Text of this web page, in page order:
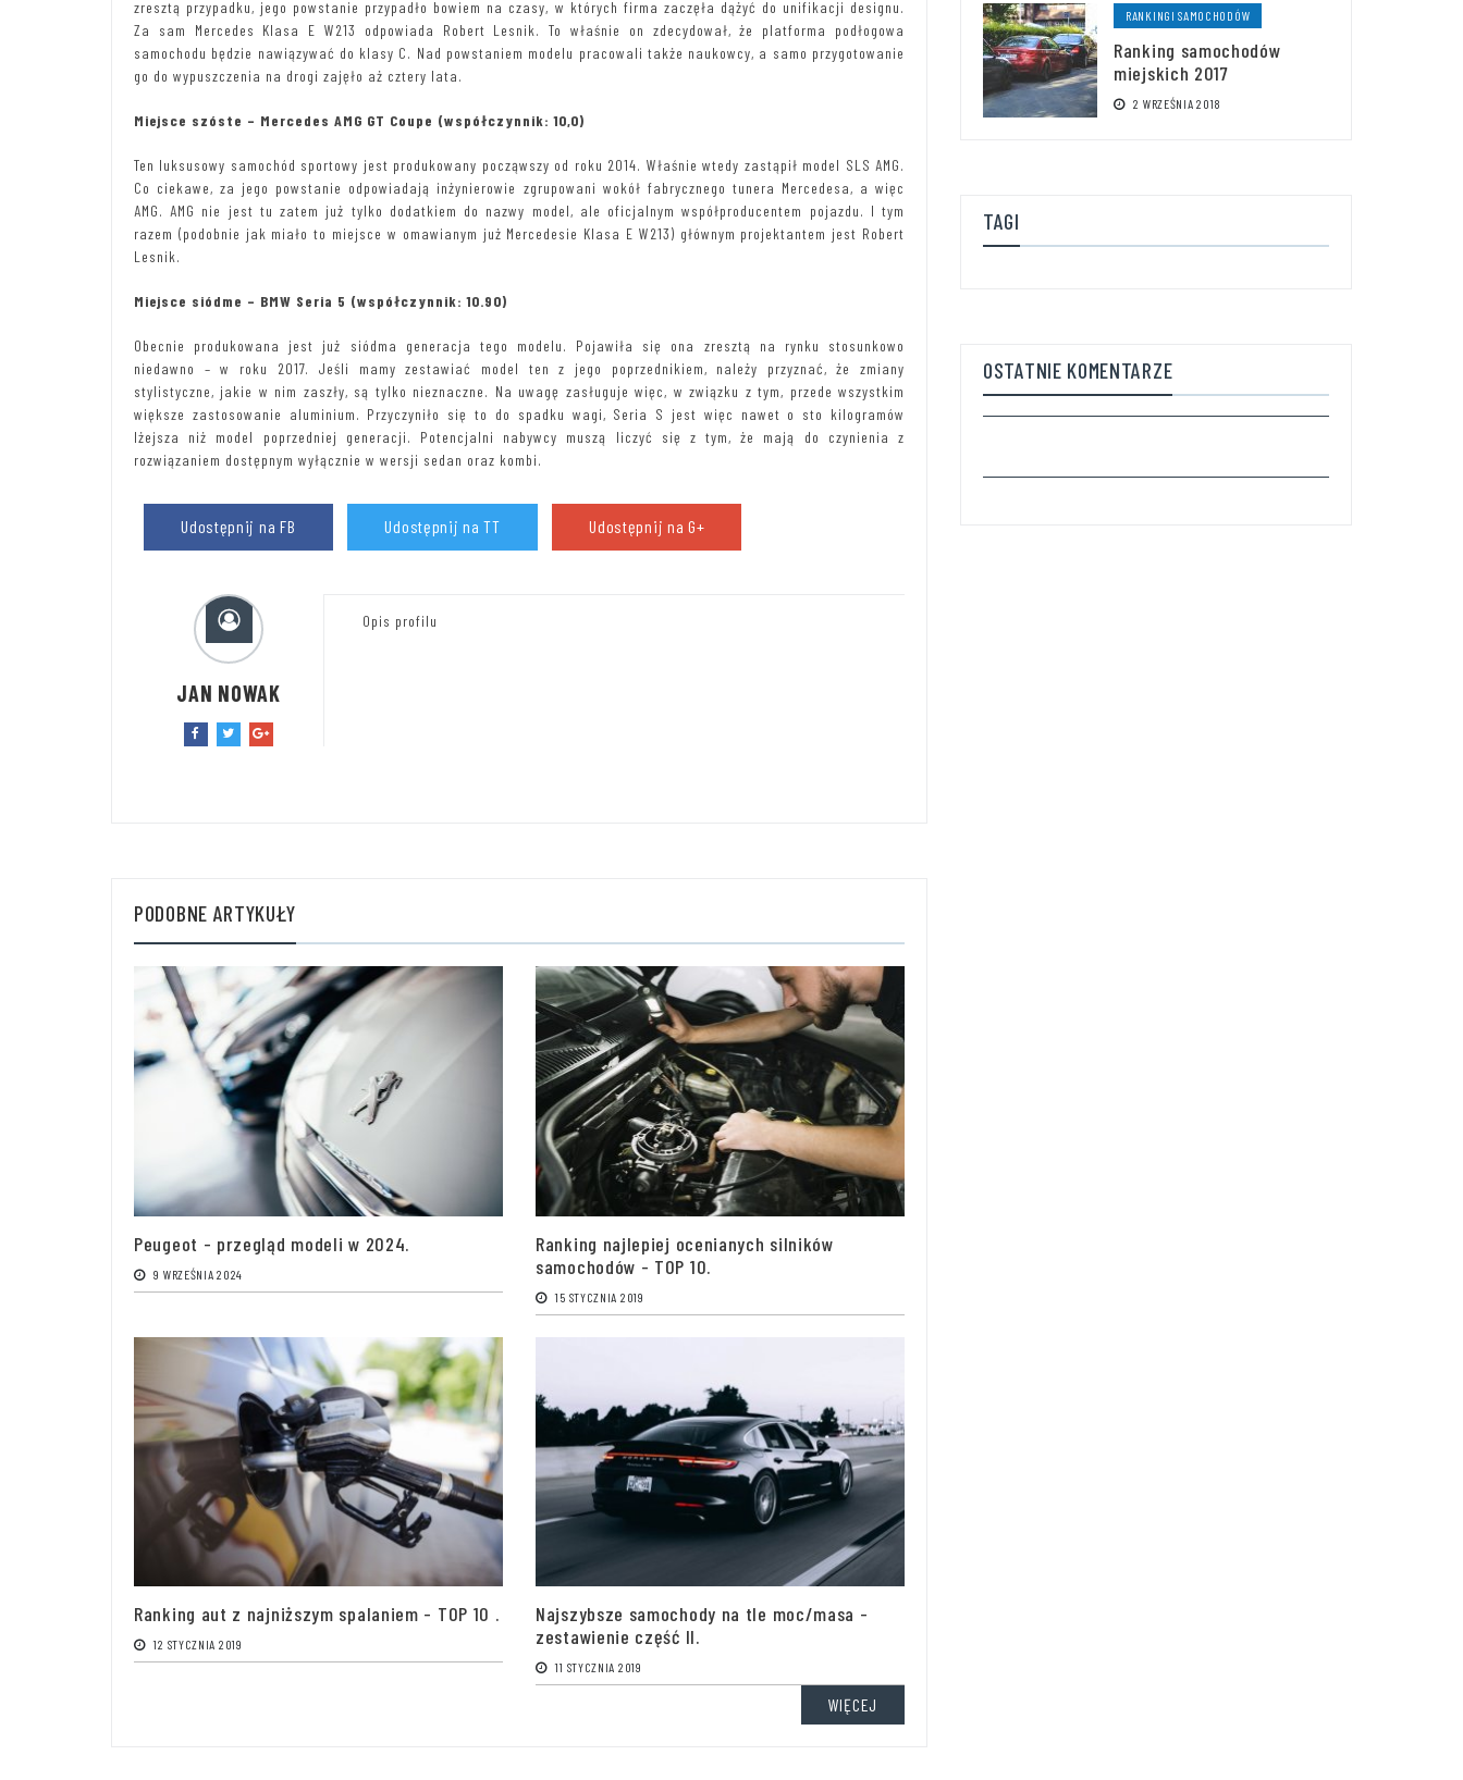
zresztą przypadku, jego powstanie przypadło bowiem na czasy, w których firma zaczęła dążyć do unifikacji designu.
Za sam Mercedes Klasa E W213 odpowiada Robert Lesnik. To właśnie on zdecydował, że platforma podłogowa
samochodu będzie nawiązywać do klasy C. Nad powstaniem modelu pracowali także naukowcy, a samo przygotowanie
go do wypuszczenia na drogi zajęło aż cztery lata.
Miejsce szóste – Mercedes AMG GT Coupe (współczynnik: 10,0)
Ten luksusowy samochód sportowy jest produkowany począwszy od roku 2014. Właśnie wtedy zastąpił model SLS AMG.
Co ciekawe, za jego powstanie odpowiadają inżynierowie zgrupowani wokół fabrycznego tunera Mercedesa, a więc
AMG. AMG nie jest tu zatem już tylko dodatkiem do nazwy model, ale oficjalnym współproducentem pojazdu. I tym
razem (podobnie jak miało to miejsce w omawianym już Mercedesie Klasa E W213) głównym projektantem jest Robert
Lesnik.
Miejsce siódme – BMW Seria 5 (współczynnik: 10.90)
Obecnie produkowana jest już siódma generacja tego modelu. Pojawiła się ona zresztą na rynku stosunkowo
niedawno – w roku 2017. Jeśli mamy zestawiać model ten z jego poprzednikiem, należy przyznać, że zmiany
stylistyczne, jakie w nim zaszły, są tylko nieznaczne. Na uwagę zasługuje więc, w związku z tym, przede wszystkim
większe zastosowanie aluminium. Przyczyniło się to do spadku wagi, Seria S jest więc nawet o sto kilogramów
lżejsza niż model poprzedniej generacji. Potencjalni nabywcy muszą liczyć się z tym, że mają do czynienia z
rozwiązaniem dostępnym wyłącznie w wersji sedan oraz kombi.
Udostępnij na FB Udostępnij na TT Udostępnij na G+
JAN NOWAK
Opis profilu
PODOBNE ARTYKUŁY
Peugeot - przegląd modeli w 2024.
9 WRZEŚNIA 2024
Ranking najlepiej ocenianych silników
samochodów - TOP 10.
15 STYCZNIA 2019
Ranking aut z najniższym spalaniem - TOP 10 .
12 STYCZNIA 2019
Najszybsze samochody na tle moc/masa -
zestawienie część II.
11 STYCZNIA 2019
WIĘCEJ
RANKINGI SAMOCHODÓW
Ranking samochodów
miejskich 2017
2 WRZEŚNIA 2018
TAGI
OSTATNIE KOMENTARZE